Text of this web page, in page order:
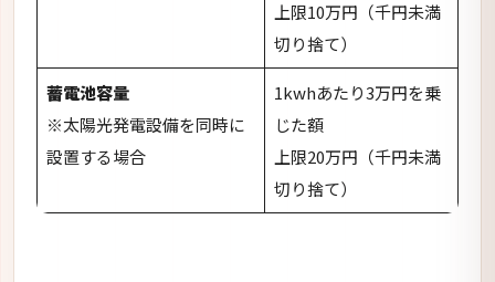
ただし国のZEH支援補助金を受けることができる住
宅に設置する蓄電システムについては、ZEH補助金
での申請となるため注意が必要です。
申請期間
令和6年度の薩摩川内市の蓄電システムに関する補助